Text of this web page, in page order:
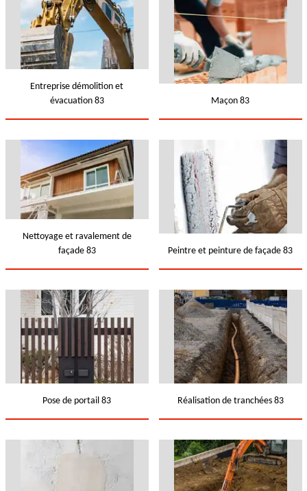
Entreprise démolition et
évacuation 83
Maçon 83
Nettoyage et ravalement de
façade 83
Peintre et peinture de façade 83
Pose de portail 83 Réalisation de tranchées 83